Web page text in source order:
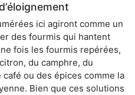
ici agiront comme un
des fourmis qui hantent
fois les fourmis repérées,
du camphre, du
ou des épices comme la
Bien que ces solutions